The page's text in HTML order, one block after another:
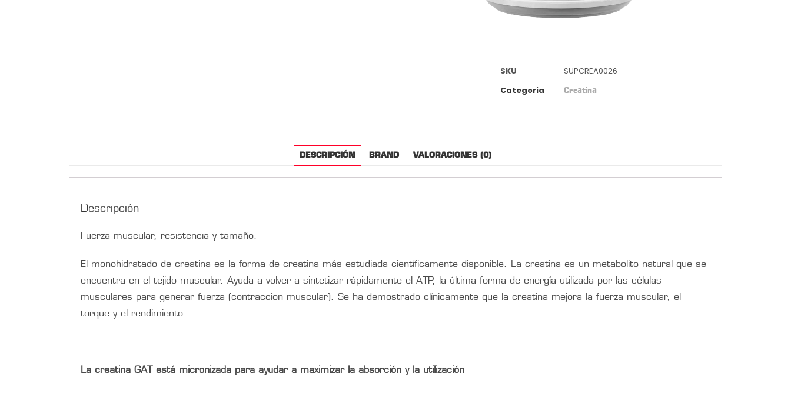
SKU
SUPCREA0026
Categoria
Creatina
DESCRIPCIÓN BRAND VALORACIONES (0)
Descripción
Fuerza muscular, resistencia y tamaño.
El monohidratado de creatina es la forma de creatina más estudiada científicamente disponible. La creatina es un metabolito natural que se
encuentra en el tejido muscular. Ayuda a volver a sintetizar rápidamente el ATP, la última forma de energía utilizada por las células
musculares para generar fuerza (contraccion muscular). Se ha demostrado clínicamente que la creatina mejora la fuerza muscular, el
torque y el rendimiento.
La creatina GAT está micronizada para ayudar a maximizar la absorción y la utilización